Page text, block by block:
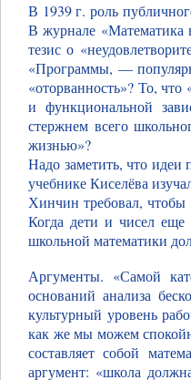
В 1939 г. роль
В журнале «Математика
тезис о
«Программы, —
«оторванность»? То,
и функциональной
стержнем всего
жизнью»?
Надо заметить, что
учебнике Киселёва
Хинчин требовал,
Когда дети и чисел еще
школьной математики
Аргументы. «Самой
оснований анализа
культурный уровень
как же мы можем
составляет собой
аргумент: «школа